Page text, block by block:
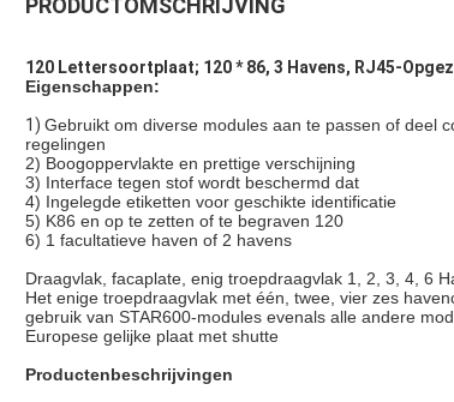
PRODUCTOMSCHRIJVING
120 Lettersoortplaat; 120 * 86, 3 Havens, RJ45-
Eigenschappen:
1) Gebruikt om diverse modules aan te passen of deel
regelingen
2) Boogoppervlakte en prettige verschijning
3) Interface tegen stof wordt beschermd dat
4) Ingelegde etiketten voor geschikte identificatie
5) K86 en op te zetten of te begraven 120
6) 1 facultatieve haven of 2 havens
Draagvlak, facaplate, enig troepdraagvlak 1, 2, 3, 4, 6
Het enige troepdraagvlak met één, twee, vier zes
gebruik van STAR600-modules evenals alle andere
Europese gelijke plaat met shutte
Productenbeschrijvingen